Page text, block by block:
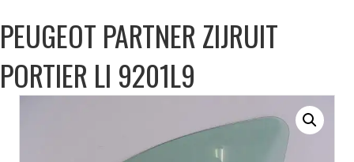
PEUGEOT PARTNER ZIJRUIT
PORTIER LI 9201L9